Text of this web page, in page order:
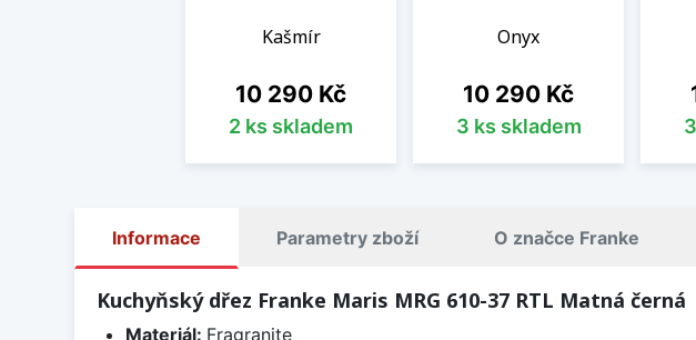
Kašmír
Cena
10 290 Kč
2 ks skladem
Onyx
Cena
10 290 Kč
3 ks skladem
Informace Parametry zboží O značce Franke
Kuchyňský dřez Franke Maris MRG 610-37 RTL Matná černá
Materiál: Fragranite